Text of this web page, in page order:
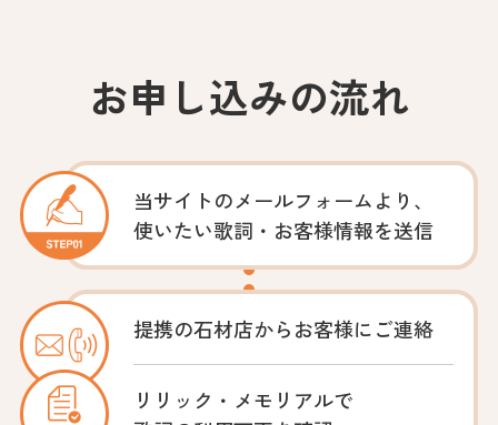
お申し込みの流れ
当サイトのメールフォームより、
使いたい歌詞・ お客様情報を送信
提携の石材店からお客様にご連絡
リリック・メモリアルで